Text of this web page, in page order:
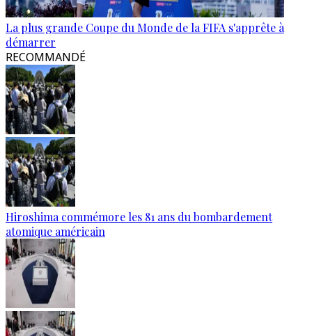
La plus grande Coupe du Monde de la FIFA s'apprête à
démarrer
RECOMMANDÉ
Hiroshima commémore les 81 ans du bombardement
atomique américain